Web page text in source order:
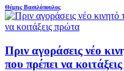
Θέμης Βασιλόπουλος
Πριν αγοράσεις νέο
που πρέπει να